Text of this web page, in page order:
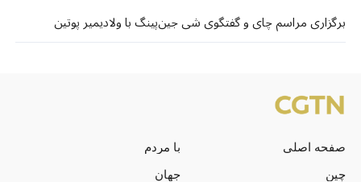
برگزاری مراسم چای و گفتگوی شی جین‌پینگ با ولادیمیر پوتین
صفحه اصلی
با مردم
چین
جهان